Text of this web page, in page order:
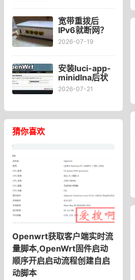
宽带重拨后
IPv6就断网？
宽带自动重拨
2026-07-19
安装luci-app-
minidlna后状
态页“cpu使用
录。
2026-07-21
猜你喜欢
Openwrt获取客户端实时流
量脚本,OpenWrt固件启动
顺序开启启动流程创建自启
动脚本